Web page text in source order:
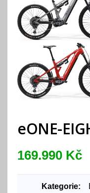
eONE-
169.990 Kč
Kategorie: